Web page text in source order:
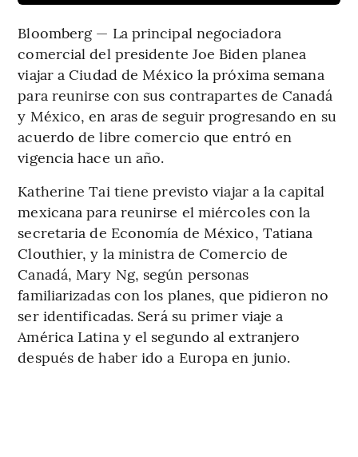
Bloomberg — La principal negociadora
comercial del presidente Joe Biden planea
viajar a Ciudad de México la próxima semana
para reunirse con sus contrapartes de Canadá
y México, en aras de seguir progresando en su
acuerdo de libre comercio que entró en
vigencia hace un año.
Katherine Tai tiene previsto viajar a la capital
mexicana para reunirse el miércoles con la
secretaria de Economía de México, Tatiana
Clouthier, y la ministra de Comercio de
Canadá, Mary Ng, según personas
familiarizadas con los planes, que pidieron no
ser identificadas. Será su primer viaje a
América Latina y el segundo al extranjero
después de haber ido a Europa en junio.